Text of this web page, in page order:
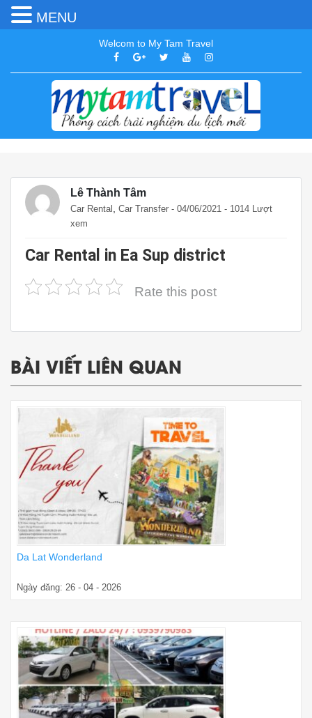
Welcom to My Tam Travel
Lê Thành Tâm
Car Rental Car Transfer - 04/06/2021 - 1014 Lượt
xem
Car Rental in Ea Sup district
Rate this post
BÀI VIẾT LIÊN QUAN
Da Lat Wonderland
Ngày đăng: 26 - 04 - 2026
MENU